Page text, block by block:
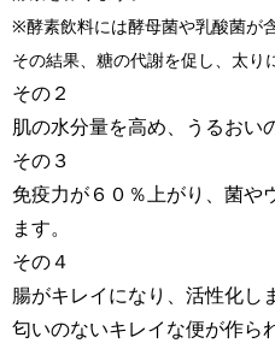
※酵素飲料には酵母菌や乳酸菌が
その結果、糖の代謝を促し、太り
その２
肌の水分量を高め、うるおい
その３
免疫力が６０％上がり、菌や
ます。
その４
腸がキレイになり、活性化し
匂いのないキレイな便が作ら